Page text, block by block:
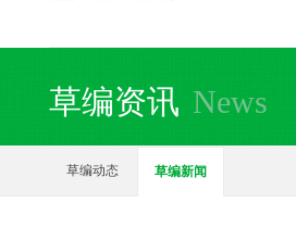
草编资讯 News
草编动态 草编新闻